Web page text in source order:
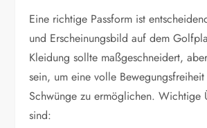
Eine richtige Passform ist
und Erscheinungsbild auf dem
Kleidung sollte maßgeschneidert,
sein, um eine volle
Schwünge zu ermöglichen. Wichtige
sind: